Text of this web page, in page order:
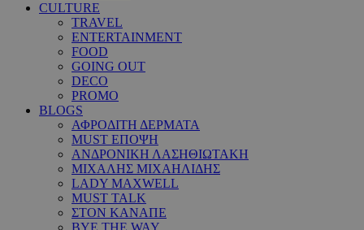
CULTURE
TRAVEL
ENTERTAINMENT
FOOD
GOING OUT
DECO
PROMO
BLOGS
ΑΦΡΟΔΙΤΗ ΔΕΡΜΑΤΑ
MUST ΕΠΟΨΗ
ΑΝΔΡΟΝΙΚΗ ΛΑΣΗΘΙΩΤΑΚΗ
ΜΙΧΑΛΗΣ ΜΙΧΑΗΛΙΔΗΣ
LADY MAXWELL
MUST TALK
ΣΤΟΝ ΚΑΝΑΠΕ
BYE THE WAY